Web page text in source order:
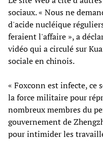
sociaux. « Nous ne
d'acide nucléique
feraient l'affaire », a
vidéo qui a circulé sur
sociale en chinois.
« Foxconn est infecte, ce
la force militaire pour
nombreux membres du
gouvernement de
pour intimider les